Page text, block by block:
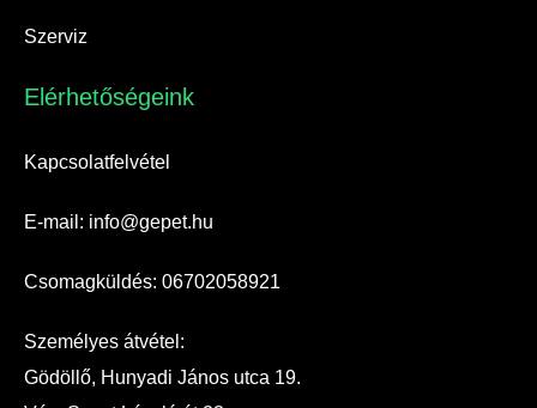
Szerviz
Elérhetőségeink​
Kapcsolatfelvétel
E-mail: info@gepet.hu
Csomagküldés: 06702058921
Személyes átvétel:
Gödöllő, Hunyadi János utca 19.